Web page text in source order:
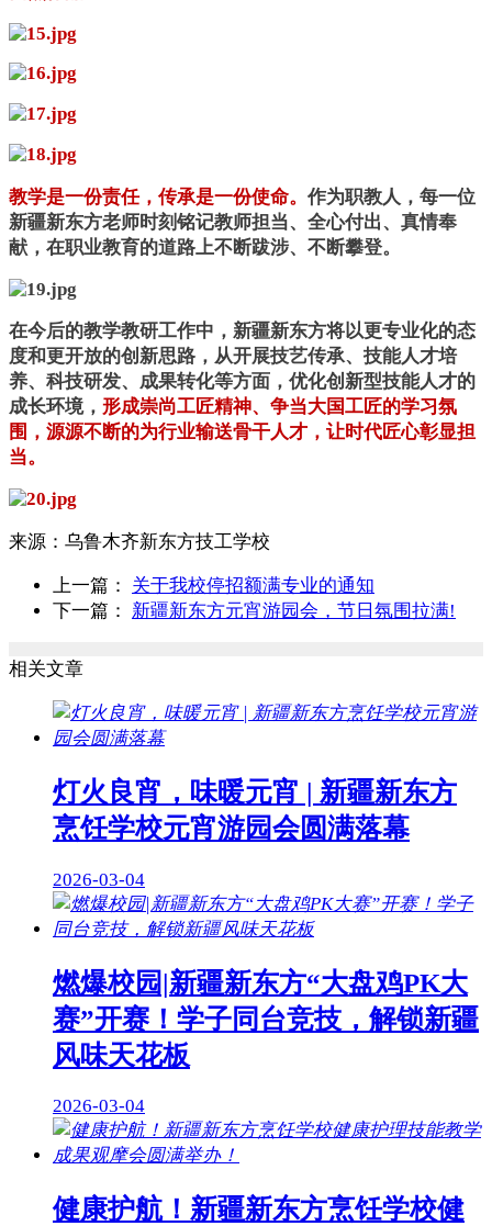
教学是一份责任，传承是一份使命。 作为职教人，每一位
新疆新东方老师时刻铭记教师担当、全心付出、真情奉
献，在职业教育的道路上不断跋涉、不断攀登。
在今后的教学教研工作中，新疆新东方将以更专业化的态
度和更开放的创新思路，从开展技艺传承、技能人才培
养、科技研发、成果转化等方面，优化创新型技能人才的
成长环境， 形成崇尚工匠精神、争当大国工匠的学习氛
围，源源不断的为行业输送骨干人才，让时代匠心彰显担
当。
来源： 乌鲁木齐新东方技工学校
上一篇： 关于我校停招额满专业的通知
下一篇： 新疆新东方元宵游园会，节日氛围拉满!
相关文章
灯火良宵，味暖元宵 | 新疆新东方
烹饪学校元宵游园会圆满落幕
2026-03-04
燃爆校园|新疆新东方“大盘鸡PK大
赛”开赛！学子同台竞技，解锁新疆
风味天花板
2026-03-04
健康护航！新疆新东方烹饪学校健